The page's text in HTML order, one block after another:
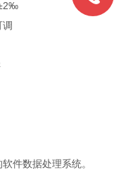
件数据处理系统。